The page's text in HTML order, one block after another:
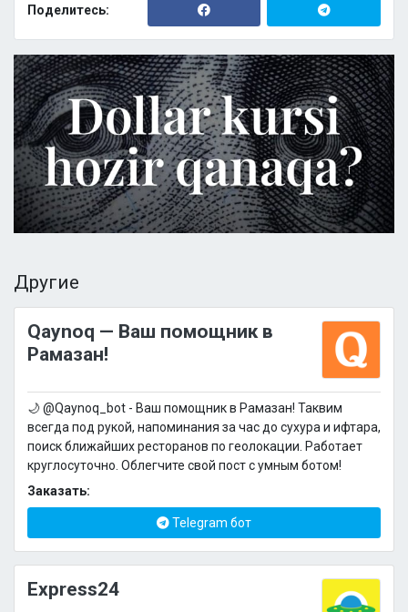
Поделитесь:
Другие
Qaynoq — Ваш помощник в
Рамазан!
🌙 @Qaynoq_bot - Ваш помощник в Рамазан! Таквим
всегда под рукой, напоминания за час до сухура и ифтара,
поиск ближайших ресторанов по геолокации. Работает
круглосуточно. Облегчите свой пост с умным ботом!
Заказать:
Telegram бот
Express24